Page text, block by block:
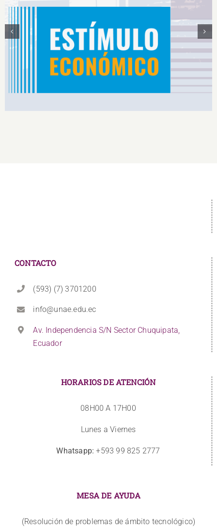
Estímulos Económicos para Deportistas de Alto
Rendimiento IS2026
CONTACTO
(593) (7) 3701200
info@unae.edu.ec
Av. Independencia S/N Sector Chuquipata,
Ecuador
HORARIOS DE ATENCIÓN
08H00 A 17H00
Lunes a Viernes
Whatsapp: +593 99 825 2777
MESA DE AYUDA
(Resolución de problemas de ámbito tecnológico)